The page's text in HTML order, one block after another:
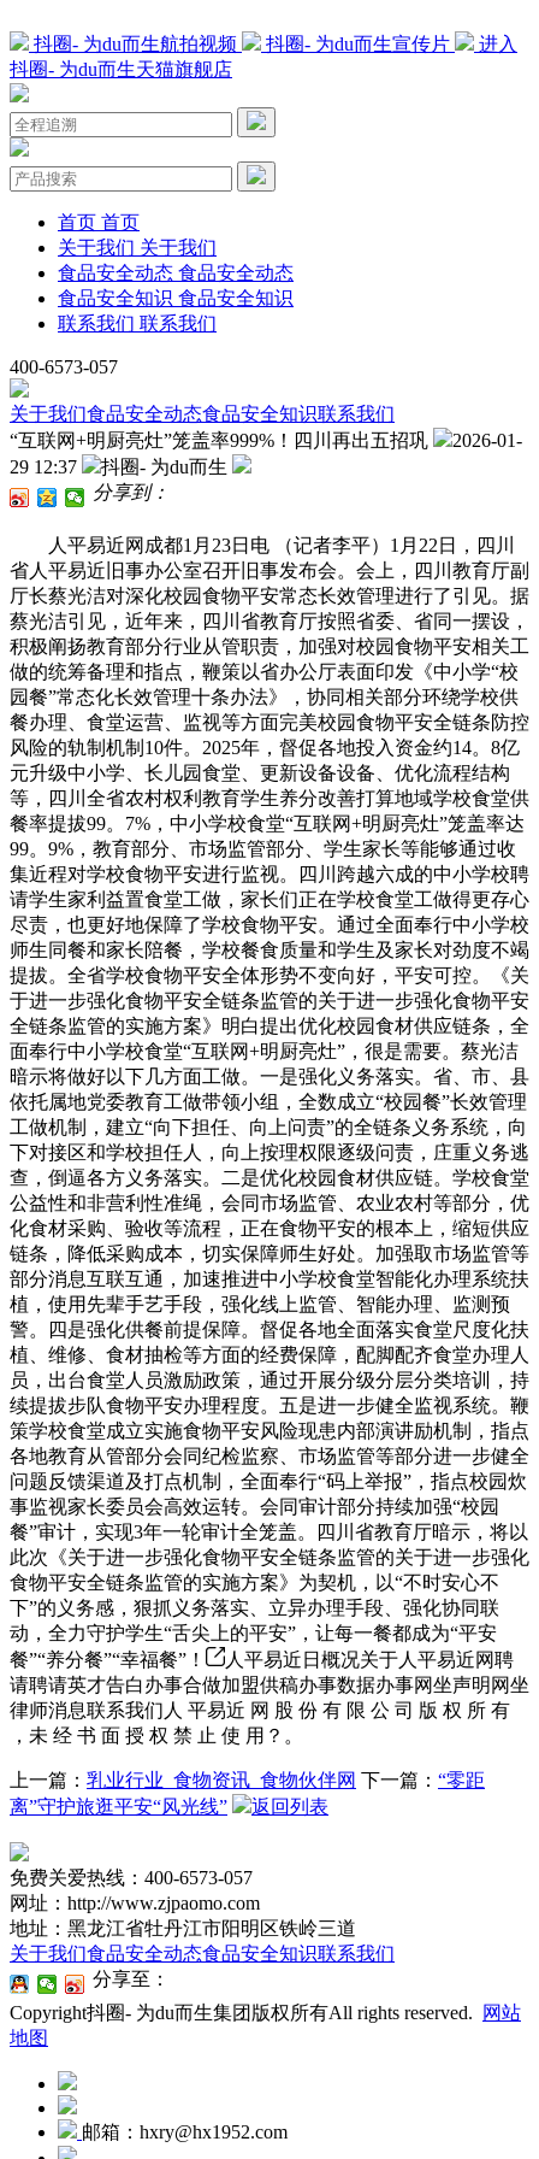
抖圈- 为du而生航拍视频 抖圈- 为du而生宣传片
进入
抖圈- 为du而生天猫旗舰店
首页 首页
关于我们 关于我们
食品安全动态 食品安全动态
食品安全知识 食品安全知识
联系我们 联系我们
400-6573-057
关于我们食品安全动态食品安全知识联系我们
“互联网+明厨亮灶”笼盖率999%！四川再出五招巩
2026-01-
29 12:37
抖圈- 为du而生
分享到：
人平易近网成都1月23日电 （记者李平）1月22日，四川
省人平易近旧事办公室召开旧事发布会。会上，四川教育厅副
厅长蔡光洁对深化校园食物平安常态长效管理进行了引见。据
蔡光洁引见，近年来，四川省教育厅按照省委、省同一摆设，
积极阐扬教育部分行业从管职责，加强对校园食物平安相关工
做的统筹备理和指点，鞭策以省办公厅表面印发《中小学“校
园餐”常态化长效管理十条办法》，协同相关部分环绕学校供
餐办理、食堂运营、监视等方面完美校园食物平安全链条防控
风险的轨制机制10件。2025年，督促各地投入资金约14。8亿
元升级中小学、长儿园食堂、更新设备设备、优化流程结构
等，四川全省农村权利教育学生养分改善打算地域学校食堂供
餐率提拔99。7%，中小学校食堂“互联网+明厨亮灶”笼盖率达
99。9%，教育部分、市场监管部分、学生家长等能够通过收
集近程对学校食物平安进行监视。四川跨越六成的中小学校聘
请学生家利益置食堂工做，家长们正在学校食堂工做得更存心
尽责，也更好地保障了学校食物平安。通过全面奉行中小学校
师生同餐和家长陪餐，学校餐食质量和学生及家长对劲度不竭
提拔。全省学校食物平安全体形势不变向好，平安可控。《关
于进一步强化食物平安全链条监管的关于进一步强化食物平安
全链条监管的实施方案》明白提出优化校园食材供应链条，全
面奉行中小学校食堂“互联网+明厨亮灶”，很是需要。蔡光洁
暗示将做好以下几方面工做。一是强化义务落实。省、市、县
依托属地党委教育工做带领小组，全数成立“校园餐”长效管理
工做机制，建立“向下担任、向上问责”的全链条义务系统，向
下对接区和学校担任人，向上按理权限逐级问责，庄重义务逃
查，倒逼各方义务落实。二是优化校园食材供应链。学校食堂
公益性和非营利性准绳，会同市场监管、农业农村等部分，优
化食材采购、验收等流程，正在食物平安的根本上，缩短供应
链条，降低采购成本，切实保障师生好处。加强取市场监管等
部分消息互联互通，加速推进中小学校食堂智能化办理系统扶
植，使用先辈手艺手段，强化线上监管、智能办理、监测预
警。四是强化供餐前提保障。督促各地全面落实食堂尺度化扶
植、维修、食材抽检等方面的经费保障，配脚配齐食堂办理人
员，出台食堂人员激励政策，通过开展分级分层分类培训，持
续提拔步队食物平安办理程度。五是进一步健全监视系统。鞭
策学校食堂成立实施食物平安风险现患内部演讲励机制，指点
各地教育从管部分会同纪检监察、市场监管等部分进一步健全
问题反馈渠道及打点机制，全面奉行“码上举报”，指点校园炊
事监视家长委员会高效运转。会同审计部分持续加强“校园
餐”审计，实现3年一轮审计全笼盖。四川省教育厅暗示，将以
此次《关于进一步强化食物平安全链条监管的关于进一步强化
食物平安全链条监管的实施方案》为契机，以“不时安心不
下”的义务感，狠抓义务落实、立异办理手段、强化协同联
动，全力守护学生“舌尖上的平安”，让每一餐都成为“平安
餐”“养分餐”“幸福餐”！
人平易近日概况关于人平易近网聘
请聘请英才告白办事合做加盟供稿办事数据办事网坐声明网坐
律师消息联系我们人 平易近 网 股 份 有 限 公 司 版 权 所 有
，未 经 书 面 授 权 禁 止 使 用？。
上一篇： 乳业行业_食物资讯_食物伙伴网 下一篇： “零距
离”守护旅逛平安“风光线”
返回列表
免费关爱热线：400-6573-057
网址：http://www.zjpaomo.com
地址：黑龙江省牡丹江市阳明区铁岭三道
关于我们食品安全动态食品安全知识联系我们
分享至：
Copyright抖圈- 为du而生集团版权所有All rights reserved.
网站
地图
邮箱：hxry@hx1952.com